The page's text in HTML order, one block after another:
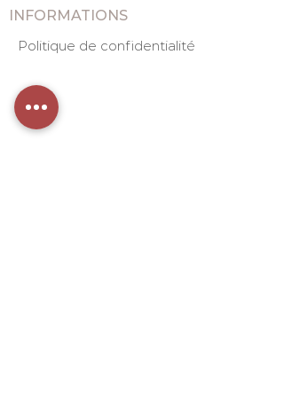
INFORMATIONS
Politique de confidentialité